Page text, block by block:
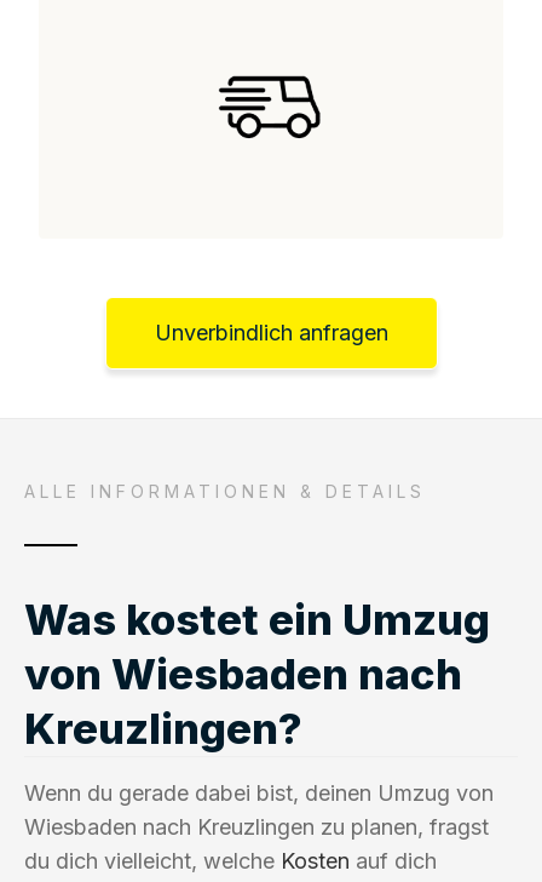
Unverbindlich anfragen
ALLE INFORMATIONEN & DETAILS
Was kostet ein Umzug
von Wiesbaden nach
Kreuzlingen?
Wenn du gerade dabei bist, deinen Umzug von
Wiesbaden nach Kreuzlingen zu planen, fragst
du dich vielleicht, welche Kosten auf dich